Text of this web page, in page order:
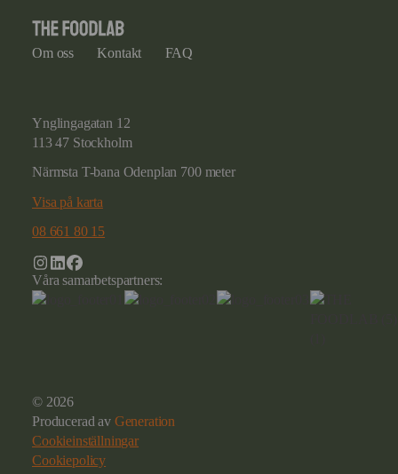
Om oss Kontakt FAQ
Ynglingagatan 12
113 47 Stockholm
Närmsta T-bana Odenplan 700 meter
Visa på karta
08 661 80 15
Våra samarbetspartners:
© 2026
Producerad av Generation
Cookieinställningar
Cookiepolicy